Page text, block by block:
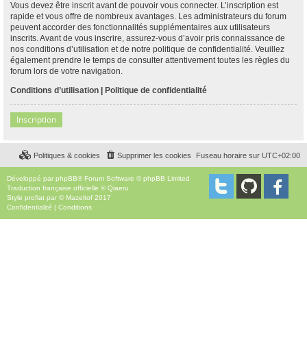
Vous devez être inscrit avant de pouvoir vous connecter. L’inscription est
rapide et vous offre de nombreux avantages. Les administrateurs du forum
peuvent accorder des fonctionnalités supplémentaires aux utilisateurs
inscrits. Avant de vous inscrire, assurez-vous d’avoir pris connaissance de
nos conditions d’utilisation et de notre politique de confidentialité. Veuillez
également prendre le temps de consulter attentivement toutes les règles du
forum lors de votre navigation.
Conditions d’utilisation | Politique de confidentialité
Inscription
Fuseau horaire sur UTC+02:00
Supprimer les cookies
Politiques & cookies
Développé par phpBB® Forum Software © phpBB Limited
Traduction française officielle ©Qiaeru
Style proflat par © Mazeltof 2017
Confidentialité | Conditions